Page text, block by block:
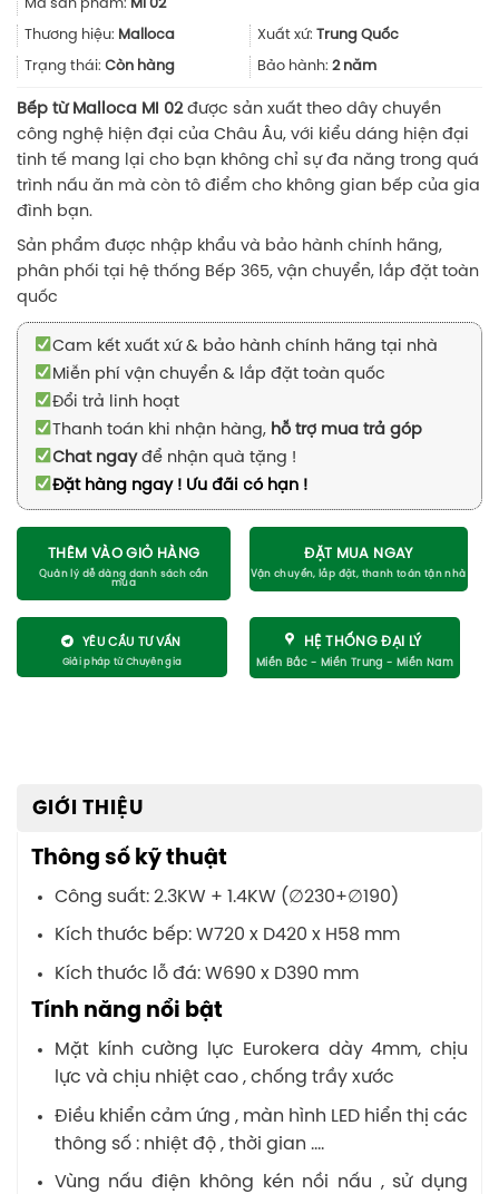
20.200.000₫.là:
Mã sản phẩm: MI 02
Thương hiệu: Malloca Xuất xứ: Trung Quốc
Trạng thái: Còn hàng Bảo hành: 2 năm
Bếp từ Malloca MI 02được sản xuất theo dây chuyền
công nghệ hiện đại của Châu Âu, với kiểu dáng hiện đại
tinh tế mang lại cho bạn không chỉ sự đa năng trong quá
trình nấu ăn mà còn tô điểm cho không gian bếp của gia
đình bạn.
Sản phẩm được nhập khẩu và bảo hành chính hãng,
phân phối tại hệ thống Bếp 365, vận chuyển, lắp đặt toàn
quốc
Cam kết xuất xứ & bảo hành chính hãng tại nhà
Miễn phí vận chuyển & lắp đặt toàn quốc
Đổi trả linh hoạt
Thanh toán khi nhận hàng, hỗ trợ mua trả góp
Chat ngayđể nhận quà tặng !
Đặt hàng ngay ! Ưu đãi có hạn !
THÊM VÀO GIỎ HÀNG ĐẶT MUA NGAY
YÊU CẦU TƯ VẤN HỆ THỐNG ĐẠI LÝ
GIỚI THIỆU
Thông số kỹ thuật
Công suất: 2.3KW + 1.4KW (∅230+∅190)
Kích thước bếp: W720 x D420 x H58 mm
Kích thước lỗ đá: W690 x D390 mm
Tính năng nổi bật
Mặt kính cường lực Eurokera dày 4mm, chịu
lực và chịu nhiệt cao , chống trầy xước
Điều khiển cảm ứng , màn hình LED hiển thị các
thông số : nhiệt độ , thời gian ….
Vùng nấu điện không kén nồi nấu , sử dụng